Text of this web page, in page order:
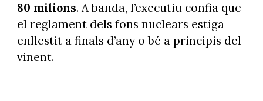
80 milions. A banda, l’executiu confia que
el reglament dels fons nuclears estiga
enllestit a finals d’any o bé a principis del
vinent.